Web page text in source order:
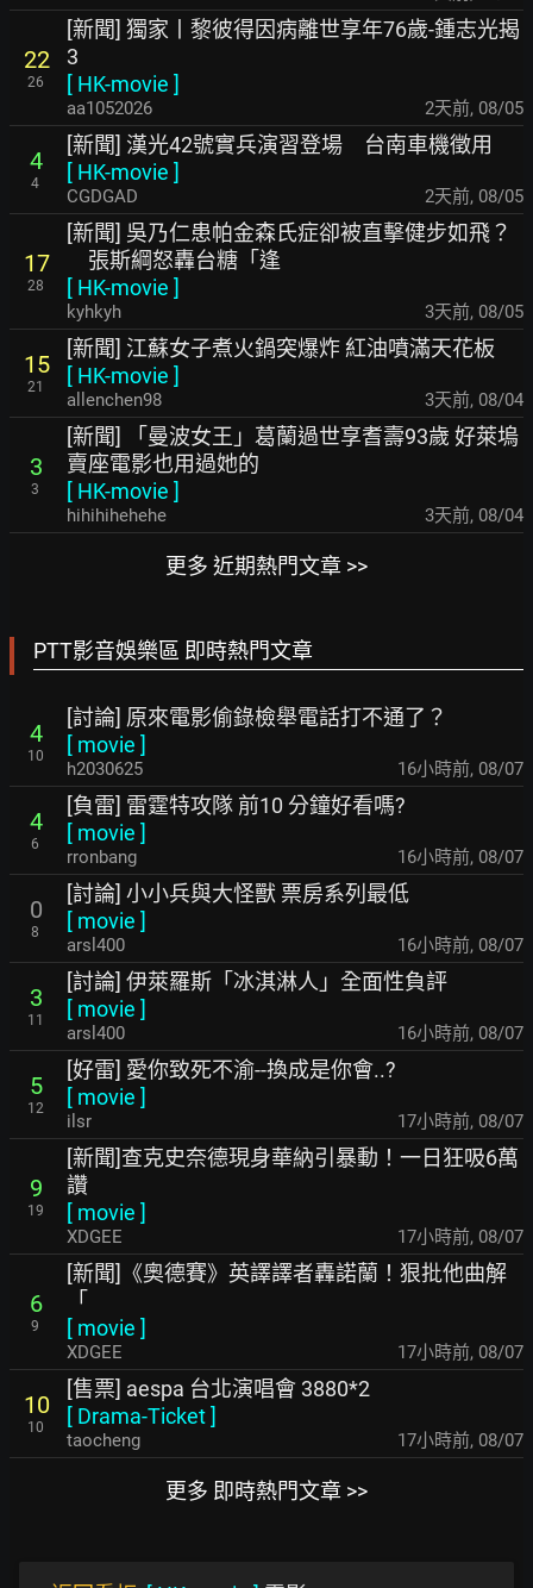
22
26
[新聞] 獨家丨黎彼得因病離世享年76歲-鍾志光揭
3
[ HK-movie ]
aa1052026 2天前, 08/05
4
4
[新聞] 漢光42號實兵演習登場 台南車機徵用
[ HK-movie ]
CGDGAD 2天前, 08/05
17
28
[新聞] 吳乃仁患帕金森氏症卻被直擊健步如飛？
張斯綱怒轟台糖「逢
[ HK-movie ]
kyhkyh 3天前, 08/05
15
21
[新聞] 江蘇女子煮火鍋突爆炸 紅油噴滿天花板
[ HK-movie ]
allenchen98 3天前, 08/04
3
3
[新聞] 「曼波女王」葛蘭過世享耆壽93歲 好萊塢
賣座電影也用過她的
[ HK-movie ]
hihihihehehe 3天前, 08/04
更多 近期熱門文章 >>
PTT影音娛樂區 即時熱門文章
4
10
[討論] 原來電影偷錄檢舉電話打不通了？
[ movie ]
h2030625 16小時前, 08/07
4
6
[負雷] 雷霆特攻隊 前10 分鐘好看嗎?
[ movie ]
rronbang 16小時前, 08/07
0
8
[討論] 小小兵與大怪獸 票房系列最低
[ movie ]
arsl400 16小時前, 08/07
3
11
[討論] 伊萊羅斯「冰淇淋人」全面性負評
[ movie ]
arsl400 16小時前, 08/07
5
12
[好雷] 愛你致死不渝--換成是你會..?
[ movie ]
ilsr 17小時前, 08/07
9
19
[新聞]查克史奈德現身華納引暴動！一日狂吸6萬
讚
[ movie ]
XDGEE 17小時前, 08/07
6
9
[新聞]《奧德賽》英譯譯者轟諾蘭！狠批他曲解
「
[ movie ]
XDGEE 17小時前, 08/07
10
10
[售票] aespa 台北演唱會 3880*2
[ Drama-Ticket]
taocheng 17小時前, 08/07
更多 即時熱門文章 >>